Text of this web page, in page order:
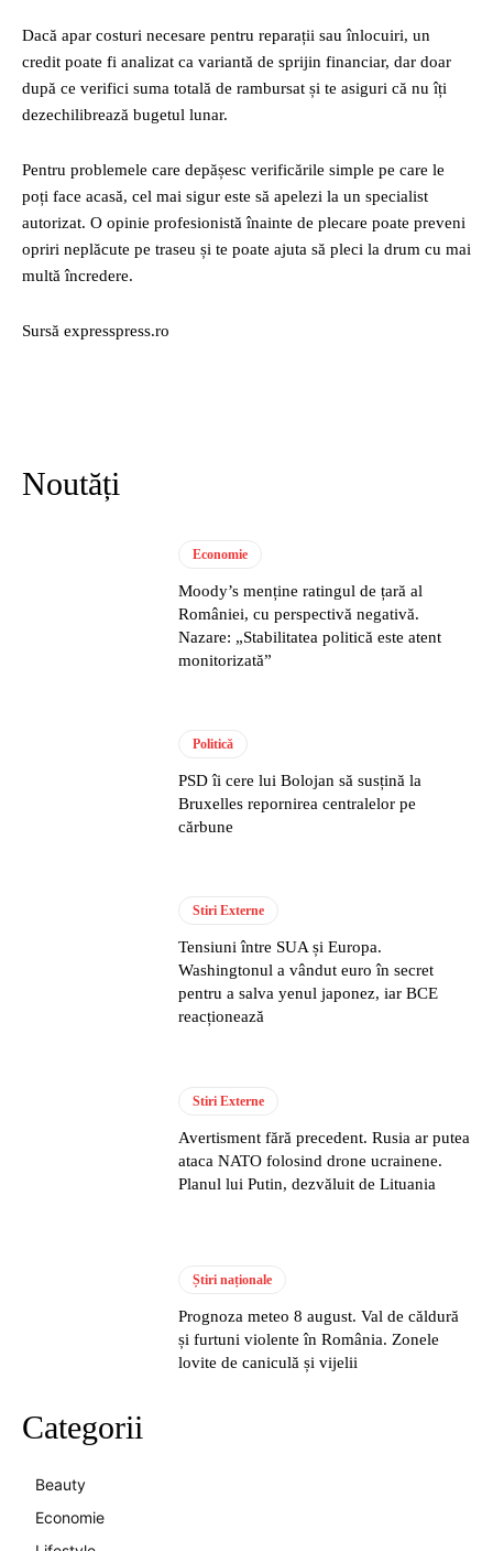
Dacă apar costuri necesare pentru reparații sau înlocuiri, un
credit poate fi analizat ca variantă de sprijin financiar, dar doar
după ce verifici suma totală de rambursat și te asiguri că nu îți
dezechilibrează bugetul lunar.
Pentru problemele care depășesc verificările simple pe care le
poți face acasă, cel mai sigur este să apelezi la un specialist
autorizat. O opinie profesionistă înainte de plecare poate preveni
opriri neplăcute pe traseu și te poate ajuta să pleci la drum cu mai
multă încredere.
Sursă expresspress.ro
Noutăți
Economie
Moody’s menține ratingul de țară al
României, cu perspectivă negativă.
Nazare: „Stabilitatea politică este atent
monitorizată”
Politică
PSD îi cere lui Bolojan să susțină la
Bruxelles repornirea centralelor pe
cărbune
Stiri Externe
Tensiuni între SUA și Europa.
Washingtonul a vândut euro în secret
pentru a salva yenul japonez, iar BCE
reacționează
Stiri Externe
Avertisment fără precedent. Rusia ar putea
ataca NATO folosind drone ucrainene.
Planul lui Putin, dezvăluit de Lituania
Știri naționale
Prognoza meteo 8 august. Val de căldură
și furtuni violente în România. Zonele
lovite de caniculă și vijelii
Categorii
Beauty
Economie